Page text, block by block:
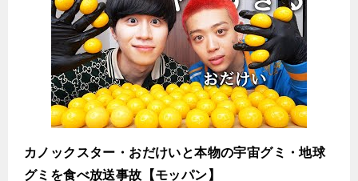
カノックスター・おだけいと本物の宇宙グミ・地球
グミを食べ放送事故【モッパン】